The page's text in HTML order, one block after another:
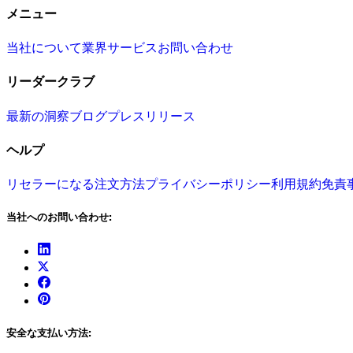
メニュー
当社について業界サービスお問い合わせ
リーダークラブ
最新の洞察ブログプレスリリース
ヘルプ
リセラーになる注文方法プライバシーポリシー利用規約免責
当社へのお問い合わせ:
安全な支払い方法: